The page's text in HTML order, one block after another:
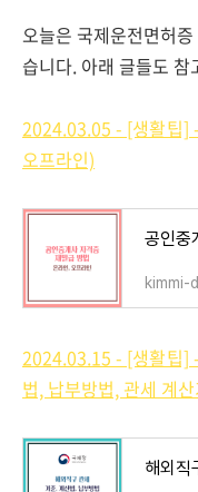
오늘은 국제운전면허
습니다. 아래 글들도
2024.03.05 - [생활팁]
오프라인)
공인중
kimmi-
2024.03.15 - [생활팁]
법, 납부방법, 관세 계산